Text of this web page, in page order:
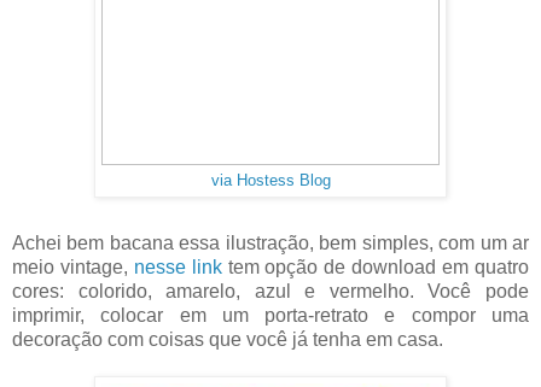
via Hostess Blog
Achei bem bacana essa ilustração, bem simples, com um ar
meio vintage, nesse linktem opção de download em quatro
cores: colorido, amarelo, azul e vermelho. Você pode
imprimir, colocar em um porta-retrato e compor uma
decoração com coisas que você já tenha em casa.